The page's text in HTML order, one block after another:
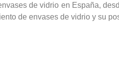
de vidrio en España,
de envases de vidrio y su